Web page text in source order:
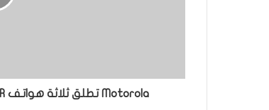
Motorola تطلق ثلاثة هواتف RAZR قابلة للطي جديدة لعام 2025